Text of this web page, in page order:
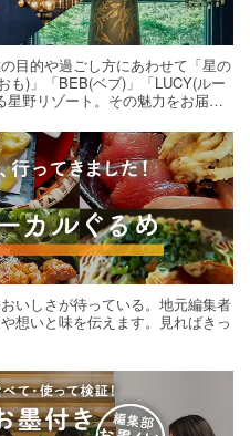
目的や過ごし方にあわせて「星の
も)」「BEB(ベブ)」「LUCY(ルー
野リゾート。その魅力をお届け
いしさが待っている。地元編集者
想いと味を伝えます。見ればきっ